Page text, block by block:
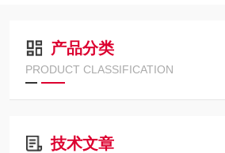
产品分类
PRODUCT CLASSIFICATION
技术文章